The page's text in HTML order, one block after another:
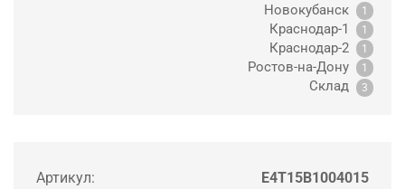
Новокубанск 1
Краснодар-1 1
Краснодар-2 1
Ростов-на-Дону 1
Склад 3
Артикул: E4T15B1004015